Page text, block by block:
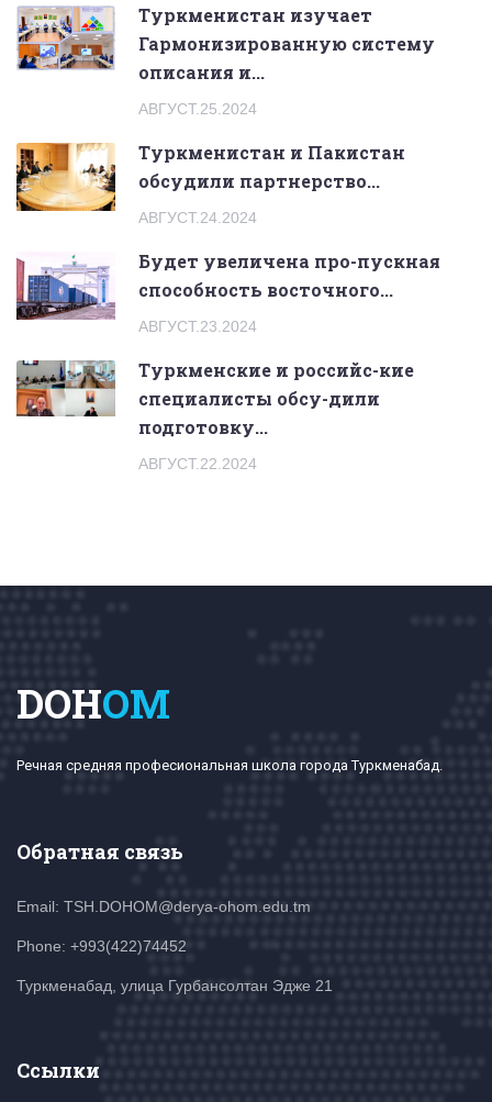
Туркменистан изучает
Гармонизированную систему
описания и...
АВГУСТ.25.2024
Туркменистан и Пакистан
обсудили партнерство...
АВГУСТ.24.2024
Будет увеличена про-пускная
способность восточного...
АВГУСТ.23.2024
Туркменские и российс-кие
специалисты обсу-дили
подготовку...
АВГУСТ.22.2024
DOHOM
Речная средняя професиональная школа города Туркменабад.
Обратная связь
Email: TSH.DOHOM@derya-ohom.edu.tm
Phone: +993(422)74452
Туркменабад, улица Гурбансолтан Эдже 21
Ссылки